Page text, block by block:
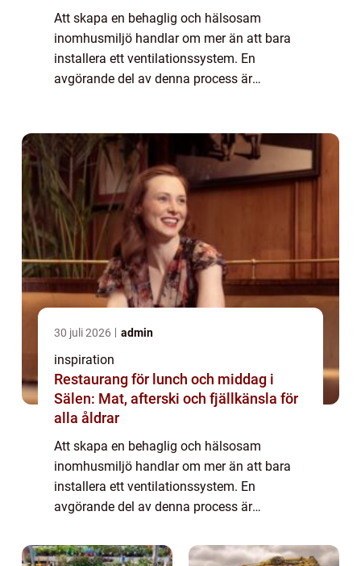
Att skapa en behaglig och hälsosam
inomhusmiljö handlar om mer än att bara
installera ett ventilationssystem. En
avgörande del av denna process är
30 juli 2026 admin
inspiration
Restaurang för lunch och middag i
Sälen: Mat, afterski och fjällkänsla för
alla åldrar
Att skapa en behaglig och hälsosam
inomhusmiljö handlar om mer än att bara
installera ett ventilationssystem. En
avgörande del av denna process är
säkerställa att alla ...